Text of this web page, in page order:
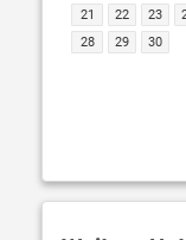
21
22 23
28
29 30